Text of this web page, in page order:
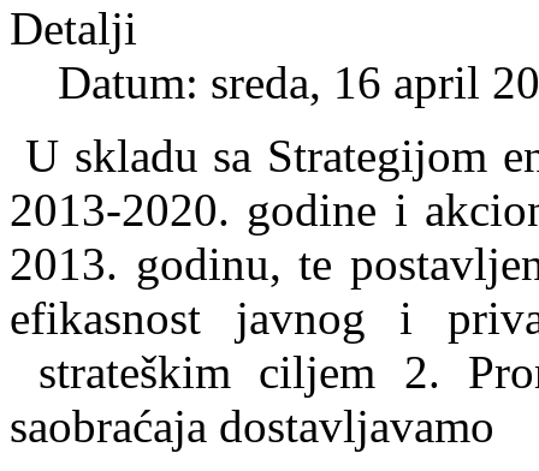
Detalji
Datum: sreda, 16 april
U skladu sa Strategijom
2013-2020. godine i
2013. godinu, te
efikasnost javnog i
strateškim ciljem 2.
saobraćaja dostavljavamo